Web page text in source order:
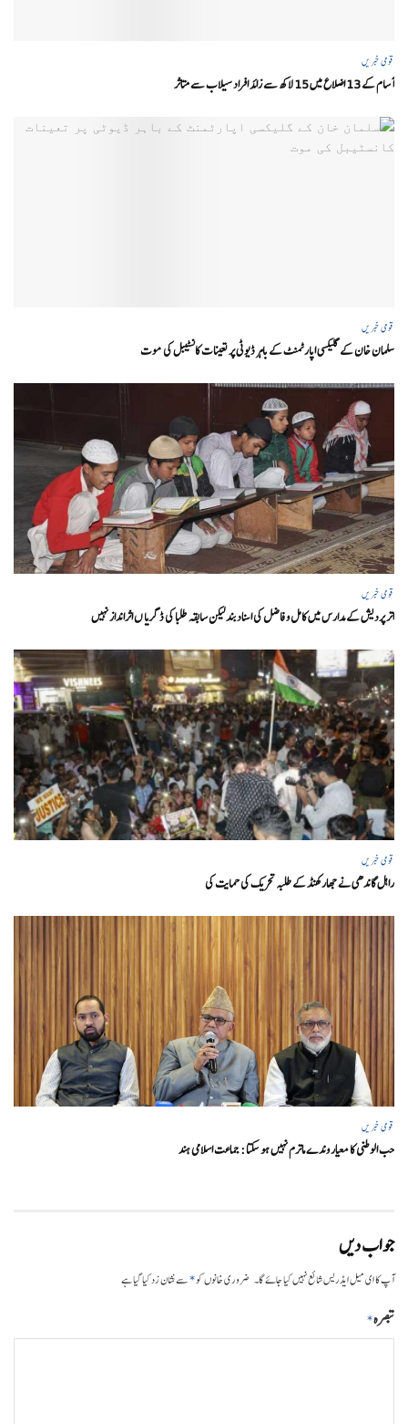
قومی خبریں
آسام کے 13 اضلاع میں 15 لاکھ سے زائد افراد سیلاب سے متاثر
قومی خبریں
سلمان خان کے گلیکسی اپارٹمنٹ کے باہر ڈیوٹی پر تعینات کانسٹیبل کی موت
قومی خبریں
اتر پردیش کےمدارس میں کامل و فاضل کی اسناد بند لیکن سابقہ طلبا کی ڈگریا ں اثرانداز نہیں
قومی خبریں
راہل گاندھی نے جھارکھنڈ کے طلبہ تحریک کی حمایت کی
قومی خبریں
حب الوطنی کا معیار وندے ماترم نہیں ہو سکتا : جماعت اسلامی ہند
جواب دیں
آپ کا ای میل ایڈریس شائع نہیں کیا جائے گا۔ ضروری خانوں کو*سے نشان زد کیا گیا ہے
تبصرہ*